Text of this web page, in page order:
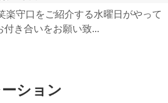
守口をご紹介する水曜日がやって
き合いをお願い致...
ション